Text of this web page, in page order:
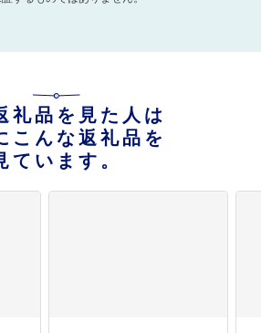
礼品を見た人は
こんな返礼品を
ています。